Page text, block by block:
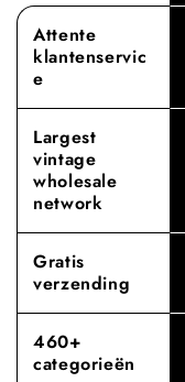
Attente
klantenservic
e
Largest
vintage
wholesale
network
Gratis
verzending
460+
categorieën